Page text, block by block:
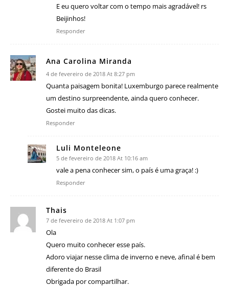
E eu quero voltar com o tempo mais agradável! rs
Beijinhos!
Responder
Ana Carolina Miranda
4 de fevereiro de 2018 At 8:27 pm
Quanta paisagem bonita! Luxemburgo parece realmente
um destino surpreendente, ainda quero conhecer.
Gostei muito das dicas.
Responder
Luli Monteleone
5 de fevereiro de 2018 At 10:16 am
vale a pena conhecer sim, o país é uma graça! :)
Responder
Thais
7 de fevereiro de 2018 At 1:07 pm
Ola
Quero muito conhecer esse país.
Adoro viajar nesse clima de inverno e neve, afinal é bem
diferente do Brasil
Obrigada por compartilhar.